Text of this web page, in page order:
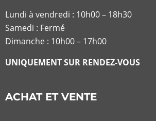
Lundi à vendredi : 10h00 – 18h30
Samedi : Fermé
Dimanche : 10h00 – 17h00
UNIQUEMENT SUR RENDEZ-VOUS
ACHAT ET VENTE